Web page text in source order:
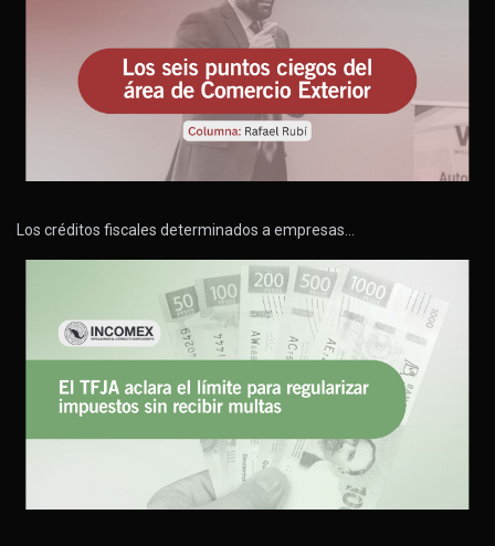
Los créditos fiscales determinados a empresas…